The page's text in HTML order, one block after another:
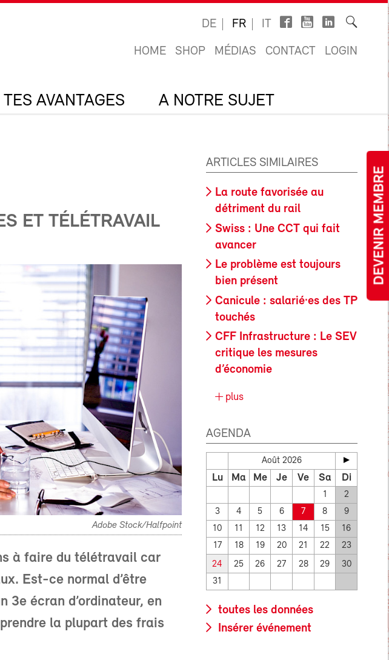
DEVENIR MEMBRE
DE FR IT
HOME SHOP MÉDIAS CONTACT LOGIN
TES AVANTAGES A NOTRE SUJET
ET TÉLÉTRAVAIL
Adobe Stock/Halfpoint
à faire du télétravail car
Est-ce normal d’être
3e écran d’ordinateur, en
la plupart des frais
ARTICLES SIMILAIRES
La route favorisée au
détriment du rail
Swiss : Une CCT qui fait
avancer
Le problème est toujours
bien présent
Canicule : salarié·es des TP
touchés
CFF Infrastructure : Le SEV
critique les mesures
d’économie
plus
AGENDA
Août 2026
Lu Ma Me Je Ve Sa Di
1
2
3
4 5 6 7 8
9
10
11 12 13 14 15
16
17
18 19 20 21 22 23
24 25 26 27 28 29
30
31
toutes les données
Insérer événement